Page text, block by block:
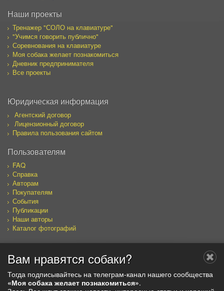
Наши проекты
Тренажер "СОЛО на клавиатуре"
"Учимся говорить публично"
Соревнования на клавиатуре
Моя собака желает познакомиться
Дневник предпринимателя
Все проекты
Юридическая информация
Агентский договор
Лицензионный договор
Правила пользования сайтом
Пользователям
FAQ
Справка
Авторам
Покупателям
События
Публикации
Наши авторы
Каталог фотографий
Мы в социальных сетях
Вам нравятся собаки?
Тогда подписывайтесь на телеграм-канал нашего сообщества
«Моя собака желает познакомиться».